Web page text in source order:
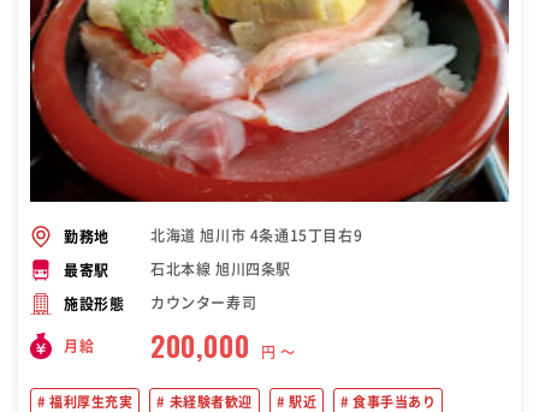
勤務地 北海道 旭川市 4条通15丁目右9
最寄駅 石北本線 旭川四条駅
施設形態 カウンター寿司
月給 200,000 円 〜
福利厚生充実 未経験者歓迎 駅近 食事手当あり